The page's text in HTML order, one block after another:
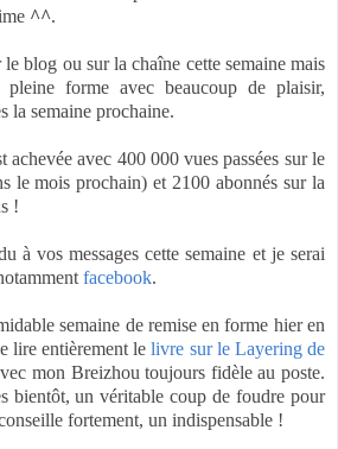
^^.
le blog ou sur la chaîne cette semaine mais
forme avec beaucoup de plaisir,
la semaine prochaine.
achevée avec 400 000 vues passées sur le
le mois prochain) et 2100 abonnés sur la
!
à vos messages cette semaine et je serai
facebook.
semaine de remise en forme hier en
lire entièrement lelivre sur le Layering de
mon Breizhou toujours fidèle au poste.
bientôt, un véritable coup de foudre pour
fortement, un indispensable !